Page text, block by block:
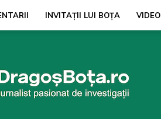
INVITAȚII LUI BOŢA VIDEO